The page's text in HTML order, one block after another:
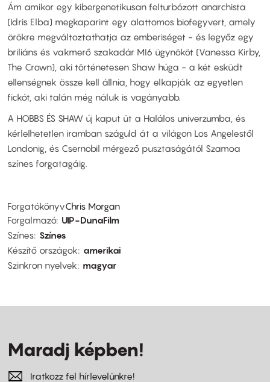
Ám amikor egy kibergenetikusan felturbózott anarchista
(Idris Elba) megkaparint egy alattomos biofegyvert, amely
örökre megváltoztathatja az emberiséget - és legyőz egy
briliáns és vakmerő szakadár MI6 ügynököt (Vanessa Kirby,
The Crown), aki történetesen Shaw húga - a két esküdt
ellenségnek össze kell állnia, hogy elkapják az egyetlen
fickót, aki talán még náluk is vagányabb.
A HOBBS ÉS SHAW új kaput üt a Halálos univerzumba, és
kérlelhetetlen iramban száguld át a világon Los Angelestől
Londonig, és Csernobil mérgező pusztaságától Szamoa
színes forgatagáig.
ForgatókönyvChris Morgan
Forgalmazó UIP-DunaFilm
Színes Színes
Készítő országok
amerikai
Szinkron nyelvek
magyar
Maradj képben!
Iratkozz fel hírlevelünkre!